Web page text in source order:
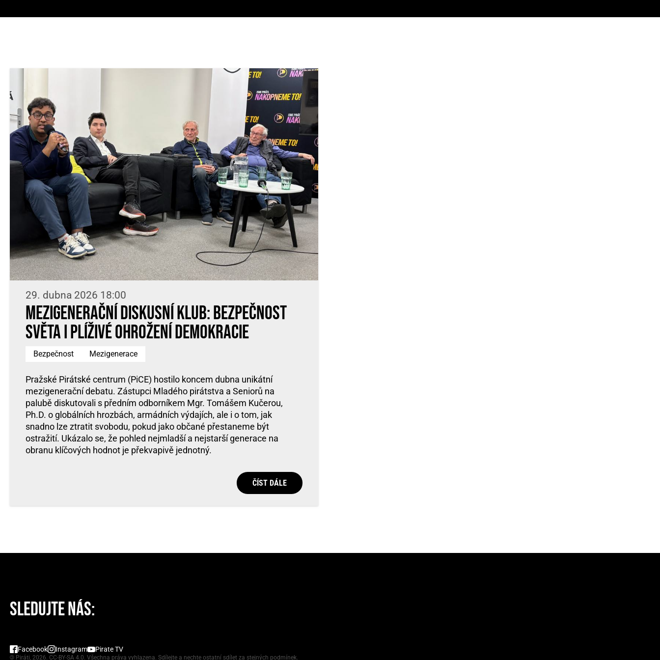
29. dubna 2026 18:00
Mezigenerační diskusní klub: Bezpečnost
světa i plíživé ohrožení demokracie
Bezpečnost Mezigenerace
Pražské Pirátské centrum (PiCE) hostilo koncem dubna unikátní
mezigenerační debatu. Zástupci Mladého pirátstva a Seniorů na
palubě diskutovali s předním odborníkem Mgr. Tomášem Kučerou,
Ph.D. o globálních hrozbách, armádních výdajích, ale i o tom, jak
snadno lze ztratit svobodu, pokud jako občané přestaneme být
ostražití. Ukázalo se, že pohled nejmladší a nejstarší generace na
obranu klíčových hodnot je překvapivě jednotný.
ČÍST DÁLE
SLEDUJTE NÁS:
Facebook Instagram Pirate TV
© Piráti, 2026. CC-BY-SA 4.0. Všechna práva vyhlazena. Sdílejte a nechte ostatní sdílet za stejných podmínek.